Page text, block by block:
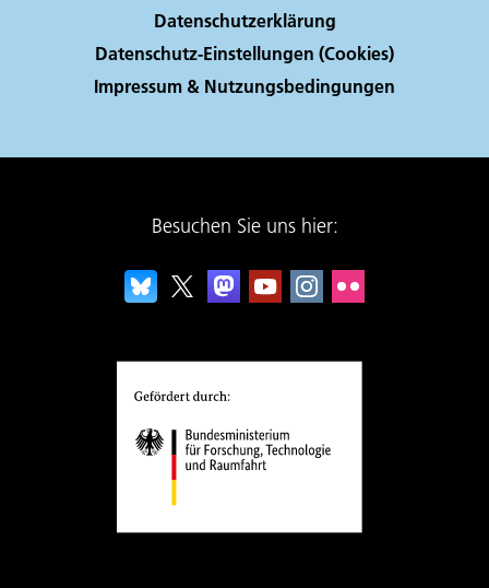
Datenschutzerklärung
Datenschutz-Einstellungen (Cookies)
Impressum & Nutzungsbedingungen
Besuchen Sie uns hier: